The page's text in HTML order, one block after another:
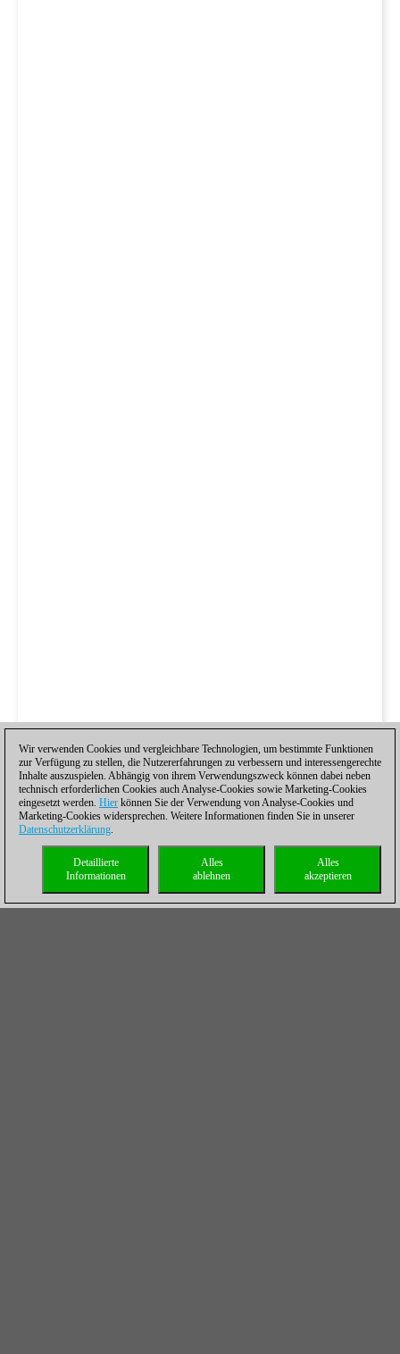
Wir verwenden Cookies und vergleichbare Technologien, um bestimmte Funktionen
zur Verfügung zu stellen, die Nutzererfahrungen zu verbessern und interessengerechte
Inhalte auszuspielen. Abhängig von ihrem Verwendungszweck können dabei neben
technisch erforderlichen Cookies auch Analyse-Cookies sowie Marketing-Cookies
eingesetzt werden. Hier können Sie der Verwendung von Analyse-Cookies und
Marketing-Cookies widersprechen. Weitere Informationen finden Sie in unserer
Datenschutzerklärung.
Alles
akzeptieren
Alles
ablehnen
Detaillierte
Informationen